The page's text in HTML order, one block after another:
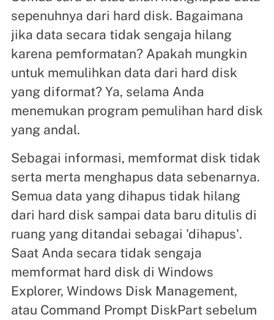
sepenuhnya dari hard disk. Bagaimana
jika data secara tidak sengaja hilang
karena pemformatan? Apakah mungkin
untuk memulihkan data dari hard disk
yang diformat? Ya, selama Anda
menemukan program pemulihan hard disk
yang andal.
Sebagai informasi, memformat disk tidak
serta merta menghapus data sebenarnya.
Semua data yang dihapus tidak hilang
dari hard disk sampai data baru ditulis di
ruang yang ditandai sebagai 'dihapus'.
Saat Anda secara tidak sengaja
memformat hard disk di Windows
Explorer, Windows Disk Management,
atau Command Prompt DiskPart sebelum